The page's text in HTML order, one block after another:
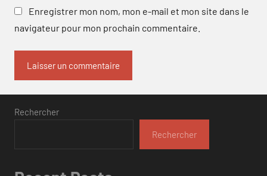
Enregistrer mon nom, mon e-mail et mon site dans le
navigateur pour mon prochain commentaire.
Rechercher
Rechercher